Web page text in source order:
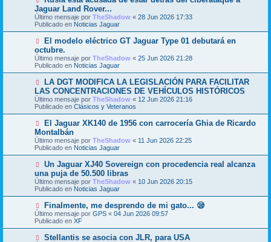
e
n
s
a
e
e
v
o
m
n
s
a
e
Jaguar Land Rover...
Último mensaje por TheShadow « 28 Jun 2026 17:33
Publicado en Noticias Jaguar
N
u
e
v
o
m
n
s
a
e
El modelo eléctrico GT Jaguar Type 01 debutará en
octubre.
Último mensaje por TheShadow « 25 Jun 2026 21:28
Publicado en Noticias Jaguar
N
u
e
v
o
m
n
s
a
e
LA DGT MODIFICA LA LEGISLACIÓN PARA FACILITAR
LAS CONCENTRACIONES DE VEHÍCULOS HISTÓRICOS
Último mensaje por TheShadow « 12 Jun 2026 21:16
Publicado en Clásicos y Veteranos
N
e
v
o
m
e
n
s
a
e
El Jaguar XK140 de 1956 con carrocería Ghia de Ricardo
Montalbán
Último mensaje por TheShadow « 11 Jun 2026 22:25
Publicado en Noticias Jaguar
N
e
v
o
m
n
s
a
Un Jaguar XJ40 Sovereign con procedencia real alcanza
una puja de 50.500 libras
Último mensaje por TheShadow « 10 Jun 2026 20:15
Publicado en Noticias Jaguar
N
u
e
v
o
m
Finalmente, me desprendo de mi gato... 😪
Último mensaje por GPS « 04 Jun 2026 09:57
Publicado en XF
NStellantis se asocia con JLR, para USA